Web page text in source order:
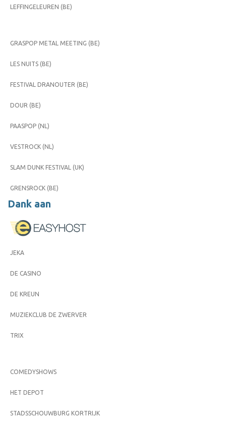
LEFFINGELEUREN (BE)
GRASPOP METAL MEETING (BE)
LES NUITS (BE)
FESTIVAL DRANOUTER (BE)
DOUR (BE)
PAASPOP (NL)
VESTROCK (NL)
SLAM DUNK FESTIVAL (UK)
GRENSROCK (BE)
Dank aan
JEKA
DE CASINO
DE KREUN
MUZIEKCLUB DE ZWERVER
TRIX
COMEDYSHOWS
HET DEPOT
STADSSCHOUWBURG KORTRIJK